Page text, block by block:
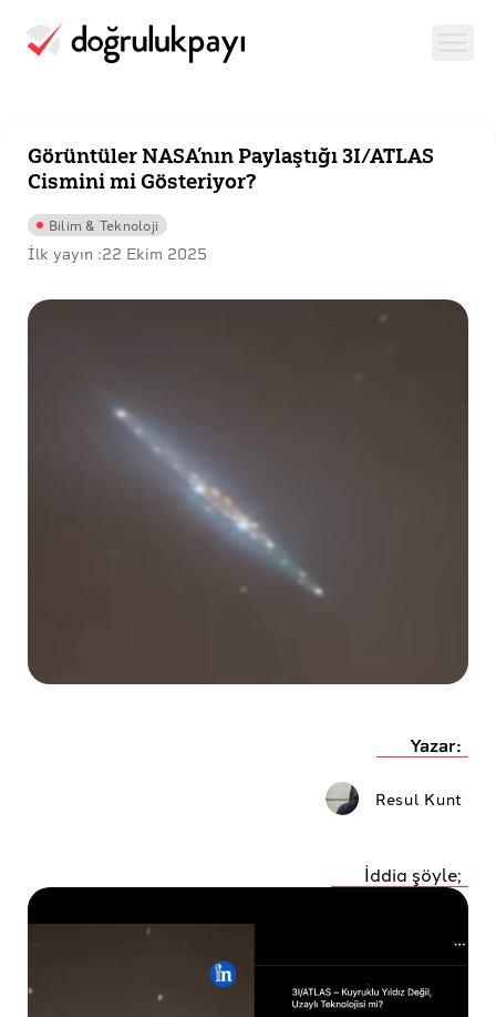
Görüntüler NASA’nın Paylaştığı 3I/ATLAS
Cismini mi Gösteriyor?
Bilim & Teknoloji
İlk yayın :22 Ekim 2025
Yazar:
Resul Kunt
İddia şöyle;